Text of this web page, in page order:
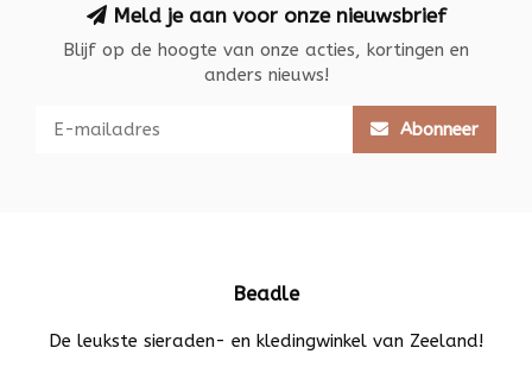
Meld je aan voor onze nieuwsbrief
Blijf op de hoogte van onze acties, kortingen en
anders nieuws!
Abonneer
Beadle
De leukste sieraden- en kledingwinkel van Zeeland!